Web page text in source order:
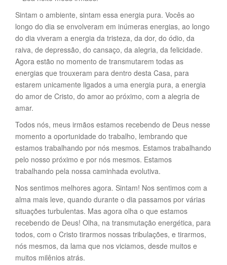
Sintam o ambiente, sintam essa energia pura. Vocês ao
longo do dia se envolveram em inúmeras energias, ao longo
do dia viveram a energia da tristeza, da dor, do ódio, da
raiva, de depressão, do cansaço, da alegria, da felicidade.
Agora estão no momento de transmutarem todas as
energias que trouxeram para dentro desta Casa, para
estarem unicamente ligados a uma energia pura, a energia
do amor de Cristo, do amor ao próximo, com a alegria de
amar.
Todos nós, meus irmãos estamos recebendo de Deus nesse
momento a oportunidade do trabalho, lembrando que
estamos trabalhando por nós mesmos. Estamos trabalhando
pelo nosso próximo e por nós mesmos. Estamos
trabalhando pela nossa caminhada evolutiva.
Nos sentimos melhores agora. Sintam! Nos sentimos com a
alma mais leve, quando durante o dia passamos por várias
situações turbulentas. Mas agora olha o que estamos
recebendo de Deus! Olha, na transmutação energética, para
todos, com o Cristo tirarmos nossas tribulações, e tirarmos,
nós mesmos, da lama que nos viciamos, desde muitos e
muitos milênios atrás.